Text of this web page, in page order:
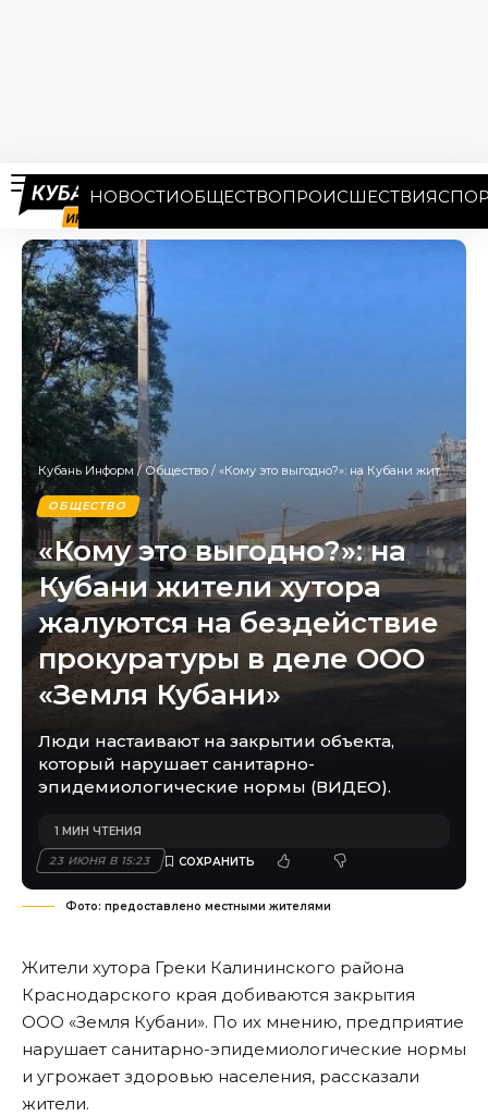
НОВОСТИОБЩЕСТВОПРОИСШЕСТВИЯ
Кубань Информ /Общество / «Кому это выгодно?»: на Кубани жители хутора жалуются на бездействие прокуратуры в деле ООО «Земля Кубани»
ОБЩЕСТВО
«Кому это выгодно?»: на
Кубани жители хутора
жалуются на бездействие
прокуратуры в деле ООО
«Земля Кубани»
Люди настаивают на закрытии объекта,
который нарушает санитарно-
эпидемиологические нормы (ВИДЕО).
23 ИЮНЯ В 15:23
1 МИН ЧТЕНИЯ
Фото: предоставлено местными жителями
Жители хутора Греки Калининского района
Краснодарского края добиваются закрытия
ООО «Земля Кубани». По их мнению, предприятие
нарушает санитарно-эпидемиологические нормы
и угрожает здоровью населения, рассказали
жители.